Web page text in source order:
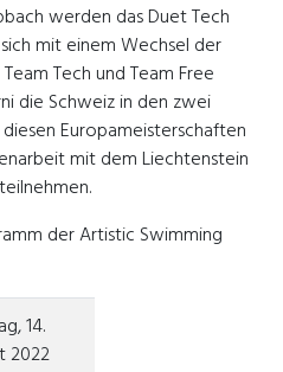
werden das Duet Tech
mit einem Wechsel der
Tech und Team Free
die Schweiz in den zwei
Europameisterschaften
mit dem Liechtenstein
der Artistic Swimming
14.
2022